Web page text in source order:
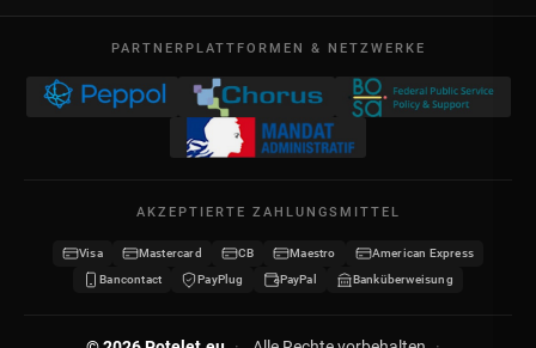
Mo – Fr
09:00 – 17:00
USt-IdNr. BE 0641.740.320 - Lüttich
AGB
Datenschutz
Meine Gutschriften
Meine Gutscheine
Wiederverkäufer werden
PARTNERPLATTFORMEN & NETZWERKE
AKZEPTIERTE ZAHLUNGSMITTEL
Visa Mastercard CB Maestro
American Express
Bancontact
PayPlug PayPal Banküberweisung